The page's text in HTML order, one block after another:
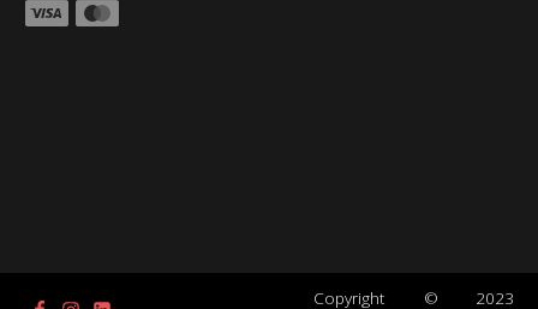
Copyright © 2023